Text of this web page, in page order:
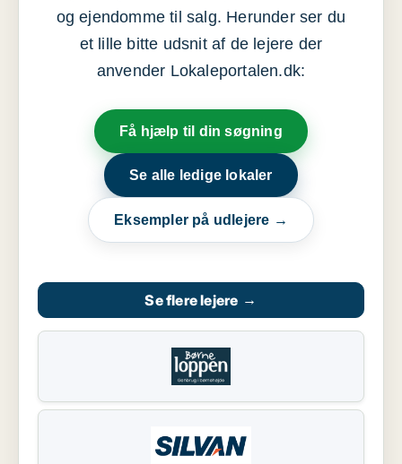
og ejendomme til salg. Herunder ser du
et lille bitte udsnit af de lejere der
anvender Lokaleportalen.dk:
Få hjælp til din søgning
Se alle ledige lokaler
Eksempler på udlejere →
Se flere lejere →